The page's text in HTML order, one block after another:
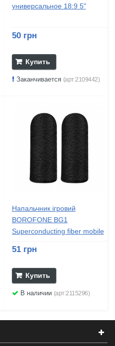
универсальное 18:9 5"
50 грн
Купить
Заканчивается (арт:2109442)
Напальчник ігровий
BOROFONE BG1
Superconducting fiber mobile
51 грн
Купить
В наличии (арт:2115296)